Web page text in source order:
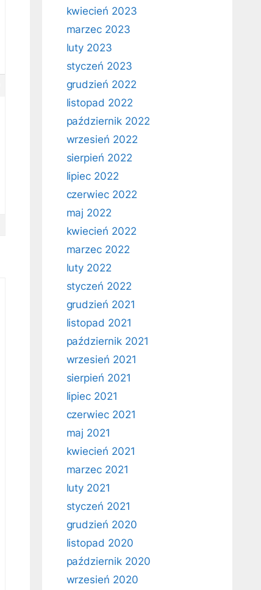
kwiecień 2023
marzec 2023
luty 2023
styczeń 2023
grudzień 2022
listopad 2022
październik 2022
wrzesień 2022
sierpień 2022
lipiec 2022
czerwiec 2022
maj 2022
kwiecień 2022
marzec 2022
luty 2022
styczeń 2022
grudzień 2021
listopad 2021
październik 2021
wrzesień 2021
sierpień 2021
lipiec 2021
czerwiec 2021
maj 2021
kwiecień 2021
marzec 2021
luty 2021
styczeń 2021
grudzień 2020
listopad 2020
październik 2020
wrzesień 2020